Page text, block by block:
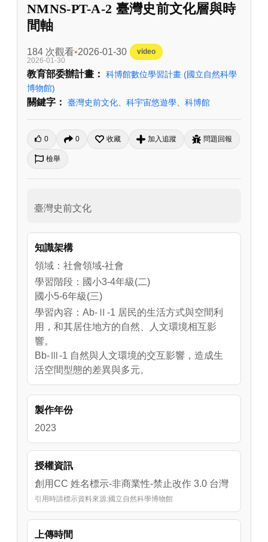
NMNS-PT-A-2 臺灣史前文化層與時
間軸
184 次觀看 2026-01-30
video
2026-01-30
教育部委辦計畫： 科博館數位學習計畫 (國立自然科學
博物館)
關鍵字： 臺灣史前文化 科宇宙悠遊學 科博館
0 0 收藏 加入追蹤 問題回報
檢舉
臺灣史前文化
知識架構
領域：社會領域-社會
學習階段：國小3-4年級(二)
國小5-6年級(三)
學習內容：Ab-Ⅱ-1 居民的生活方式與空間利
用，和其居住地方的自然、人文環境相互影
響。
Bb-Ⅲ-1 自然與人文環境的交互影響，造成生
活空間型態的差異與多元。
製作年份
2023
授權資訊
創用CC 姓名標示-非商業性-禁止改作 3.0 台灣
引用時請標示資料來源:國立自然科學博物館
上傳時間